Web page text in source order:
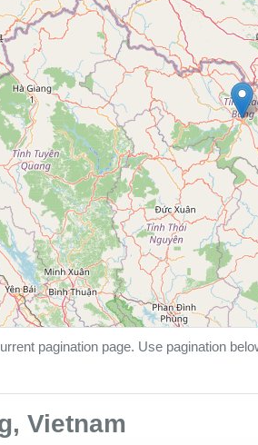
pagination page. Use pagination
Vietnam